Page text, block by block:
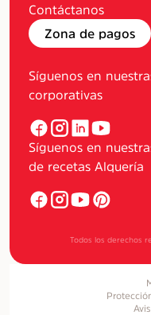
Contáctanos
Zona de pagos
Síguenos en
corporativas
Síguenos en
de recetas Alquería
Todos los derechos